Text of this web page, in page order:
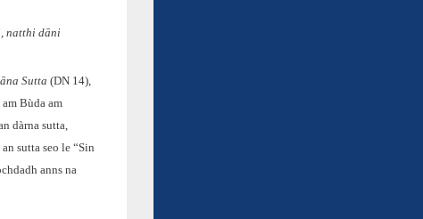
natthi dāni
Sutta (DN 14),
Bùda am
dàrna sutta,
sutta seo le “Sin
anns na